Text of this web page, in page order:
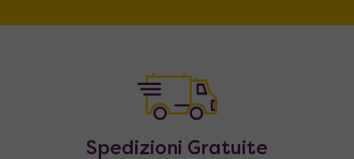
Spedizioni Gratuite